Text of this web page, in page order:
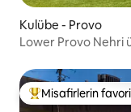
Kulübe - Provo
Lower Provo Nehri
Misafirlerin
Misafirlerin